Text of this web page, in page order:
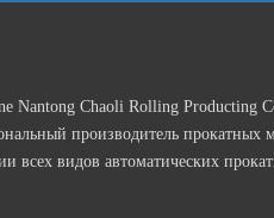
Nantong Chaoli Rolling Producting
производитель прокатных
всех видов автоматических